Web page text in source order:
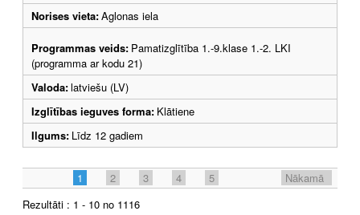
Norises vieta:Aglonas iela
Programmas veids: Pamatizglītība 1.-9.klase 1.-2. LKI
(programma ar kodu 21)
Valoda:latviešu (LV)
Izglītības ieguves forma: Klātiene
Ilgums: Līdz 12 gadiem
1 2 3 4 5
Nākamā
Rezultāti : 1 - 10 no 1116